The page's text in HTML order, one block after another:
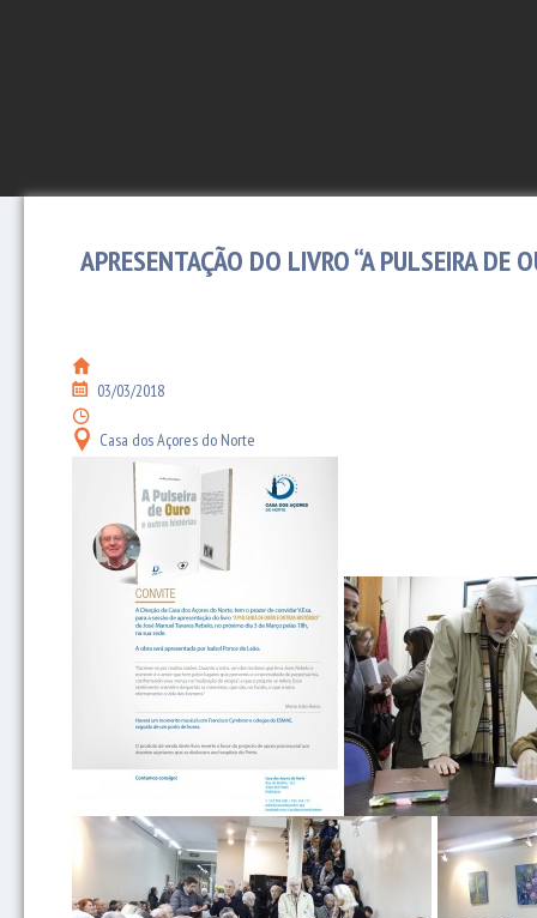
APRESENTAÇÃO DO LIVRO “A PULSEIRA DE
03/03/2018
Casa dos Açores do Norte